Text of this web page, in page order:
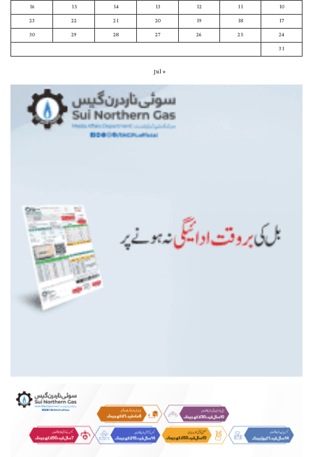
10
11
12
13
14
15
16
17
18
19
20
21
22
23
24
25
26
27
28
29
30
31
« Jul